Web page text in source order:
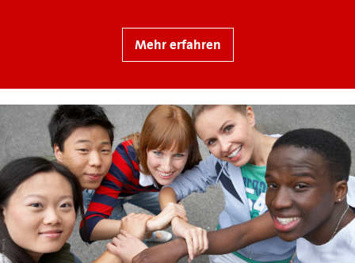
Mehr erfahren